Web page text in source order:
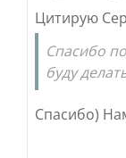
Цитирую
Спасибо
буду
Спасибо)